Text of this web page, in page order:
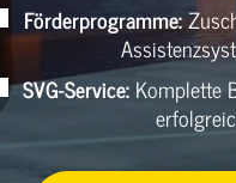
Förderprogramme:
SVG-Service:Komplette